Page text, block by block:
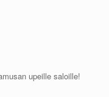
upeille saloille!